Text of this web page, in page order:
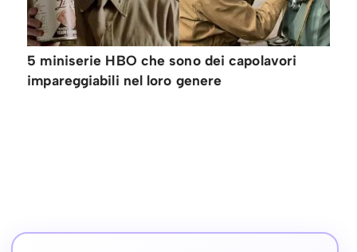
5 miniserie HBO che sono dei capolavori
impareggiabili nel loro genere